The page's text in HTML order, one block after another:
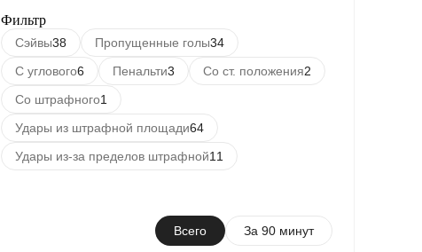
Фильтр
Сэйвы38 Пропущенные голы34
С углового6 Пенальти3 Со ст. положения2
Со штрафного1
Удары из штрафной площади64
Удары из-за пределов штрафной11
Всего За 90 минут